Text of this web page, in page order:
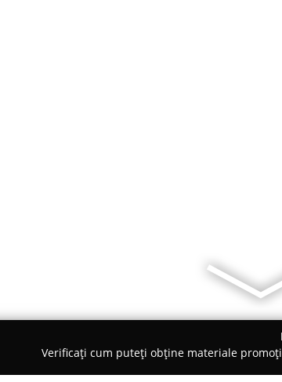
Verificați cum puteți obține materiale